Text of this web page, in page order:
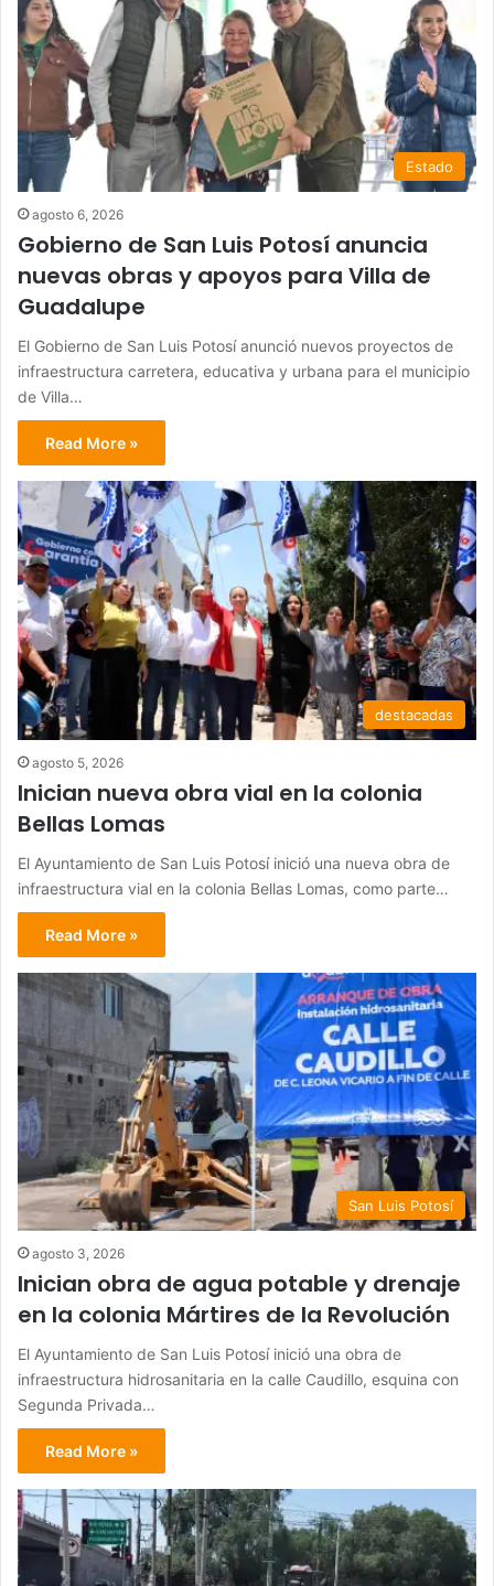
Estado
agosto 6, 2026
Gobierno de San Luis Potosí anuncia
nuevas obras y apoyos para Villa de
Guadalupe
El Gobierno de San Luis Potosí anunció nuevos proyectos de
infraestructura carretera, educativa y urbana para el municipio
de Villa…
Read More »
destacadas
agosto 5, 2026
Inician nueva obra vial en la colonia
Bellas Lomas
El Ayuntamiento de San Luis Potosí inició una nueva obra de
infraestructura vial en la colonia Bellas Lomas, como parte…
Read More »
San Luis Potosí
agosto 3, 2026
Inician obra de agua potable y drenaje
en la colonia Mártires de la Revolución
El Ayuntamiento de San Luis Potosí inició una obra de
infraestructura hidrosanitaria en la calle Caudillo, esquina con
Segunda Privada…
Read More »